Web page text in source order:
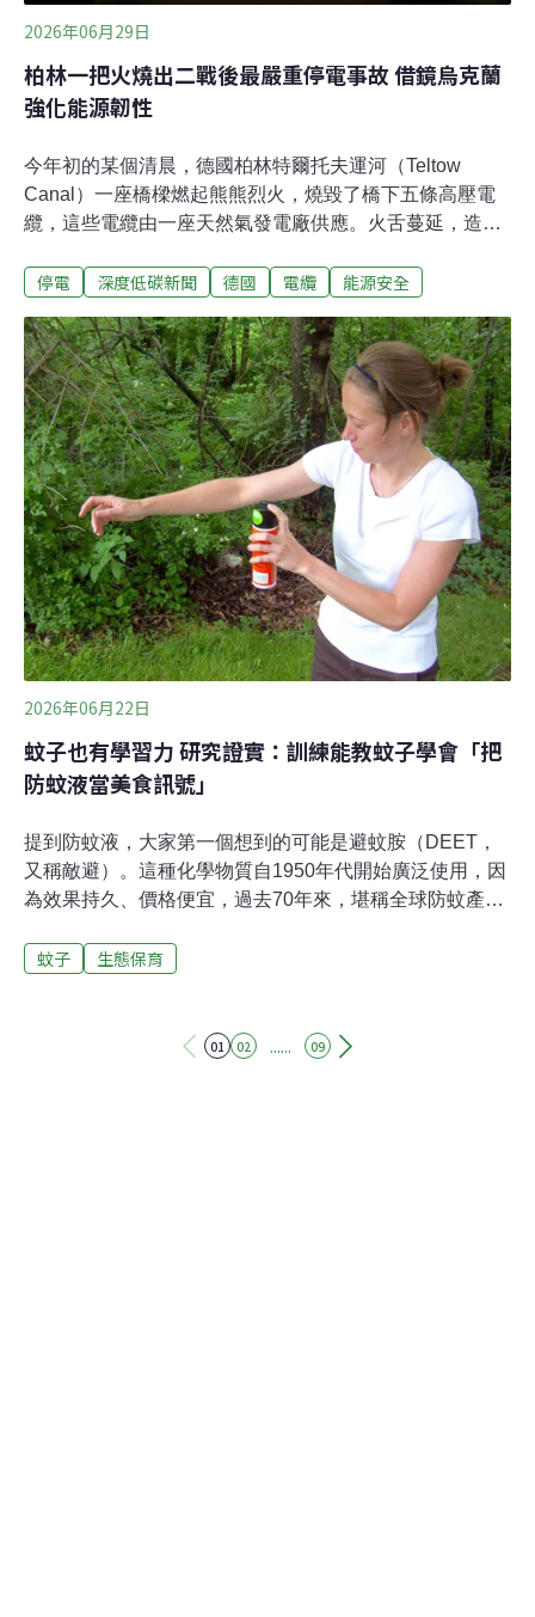
2026年06月29日
柏林一把火燒出二戰後最嚴重停電事故 借鏡烏克蘭
強化能源韌性
今年初的某個清晨，德國柏林特爾托夫運河（Teltow
Canal）一座橋樑燃起熊熊烈火，燒毀了橋下五條高壓電
纜，這些電纜由一座天然氣發電廠供應。火舌蔓延，造成
以及四間醫院，在氣溫零下的寒冬中失去電力與暖氣。部
五天，是柏林自二戰以來歷時最長的停電事故。當局也緊
急開放多家博物館、圖書館、游泳池供民眾休息、取暖。
停電 深度低碳新聞 德國 電纜 能源安全
2026年06月22日
蚊子也有學習力 研究證實：訓練能教蚊子學會「把
防蚊液當美食訊號」
提到防蚊液，大家第一個想到的可能是避蚊胺（DEET，
又稱敵避）。這種化學物質自1950年代開始廣泛使用，因
為效果持久、價格便宜，過去70年來，堪稱全球防蚊產品
科學家在實驗中，讓蚊子一邊聞到敵避、一邊成功吸血，
（University of Tours）拉札里教授（Claudio Lazzari）帶
蚊子 生態保育
01 02 ...... 09